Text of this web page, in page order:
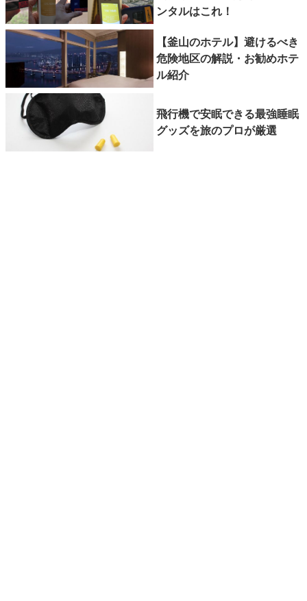
ンタルはこれ！
【釜山のホテル】避けるべき
危険地区の解説・お勧めホテ
ル紹介
飛行機で安眠できる最強睡眠
グッズを旅のプロが厳選